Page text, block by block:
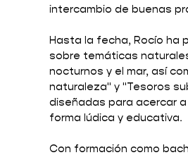
intercambio de buenas
Hasta la fecha, Rocío ha
sobre temáticas
nocturnos y el mar, así
naturaleza" y "Tesoros
diseñadas para acercar
forma lúdica y educativa.
Con formación como